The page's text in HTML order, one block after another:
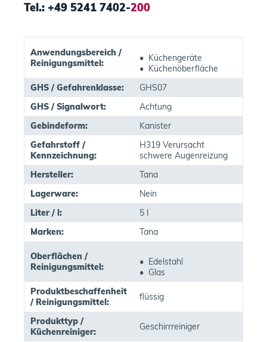
Tel.: +49 5241 7402-200
Anwendungsbereich /
Reinigungsmittel:
• Küchengeräte
• Küchenöberfläche
GHS / Gefahrenklasse:
GHS07
GHS / Signalwort:
Achtung
Gebindeform:
Kanister
Gefahrstoff /
Kennzeichnung:
H319 Verursacht
schwere Augenreizung
Hersteller:
Tana
Lagerware:
Nein
Liter / l:
5 l
Marken:
Tana
Oberflächen /
Reinigungsmittel:
• Edelstahl
• Glas
Produktbeschaffenheit
/ Reinigungsmittel:
flüssig
Produkttyp /
Küchenreiniger:
Geschirrreiniger